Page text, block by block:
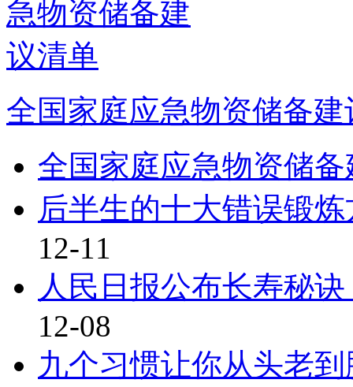
全国家庭应急物资储备建
全国家庭应急物资储
后半生的十大错误锻
12-11
人民日报公布长寿秘
12-08
九个习惯让你从头老